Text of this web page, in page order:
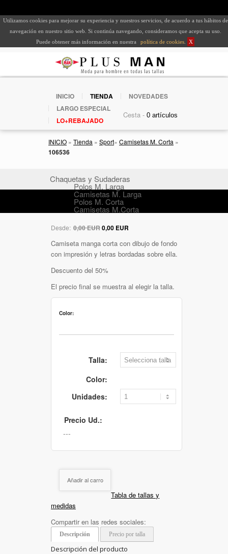
Utilizamos cookies para mejorar su experiencia y nuestros servicios, de acuerdo a tus hábitos de
navegación en nuestro sitio web. Si continúa navegando, consideramos que acepta su uso.
Puede obtener más información en nuestra
política de cookies X
INICIO TIENDA
NOVEDADES
LARGO ESPECIAL
LO+REBAJADO
Cesta -
INICIO » Tienda » Sport» Camisetas M. Corta »
106536
Chaquetas y Sudaderas
Polos M. Larga
Camisetas M. Larga
Polos M. Corta
Camisetas M.Corta
Desde: 0,00 EUR0,00 EUR
Camiseta manga corta con dibujo de fondo
con impresión y letras bordadas sobre ella.
Descuento del 50%
El precio final se muestra al elegir la talla.
Color:
Talla:
Color:
Unidades:
Precio Ud.:
Añadir al carro
Tabla de tallas y
medidas
Compartir en las redes sociales:
Descripción Precio por talla
Descripción del producto